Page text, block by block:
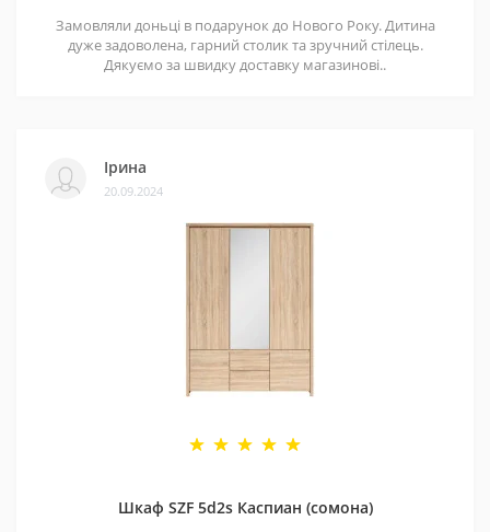
Замовляли доньці в подарунок до Нового Року. Дитина
дуже задоволена, гарний столик та зручний стілець.
Дякуємо за швидку доставку магазинові..
Ірина
20.09.2024
Шкаф SZF 5d2s Каспиан (сомона)